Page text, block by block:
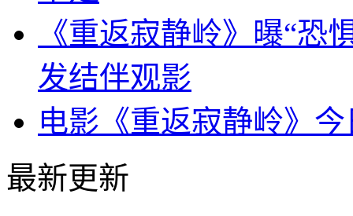
《重返寂静岭》曝“恐
发结伴观影
电影《重返寂静岭》
最新更新